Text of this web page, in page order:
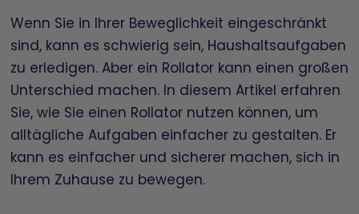
Wenn Sie in Ihrer Beweglichkeit eingeschränkt
sind, kann es schwierig sein, Haushaltsaufgaben
zu erledigen. Aber ein Rollator kann einen großen
Unterschied machen. In diesem Artikel erfahren
Sie, wie Sie einen Rollator nutzen können, um
alltägliche Aufgaben einfacher zu gestalten. Er
kann es einfacher und sicherer machen, sich in
Ihrem Zuhause zu bewegen.